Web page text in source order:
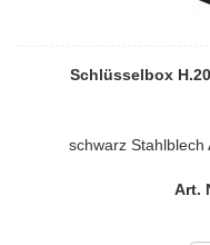
Schlüsselbox
schwarz Stahlblech
Art.